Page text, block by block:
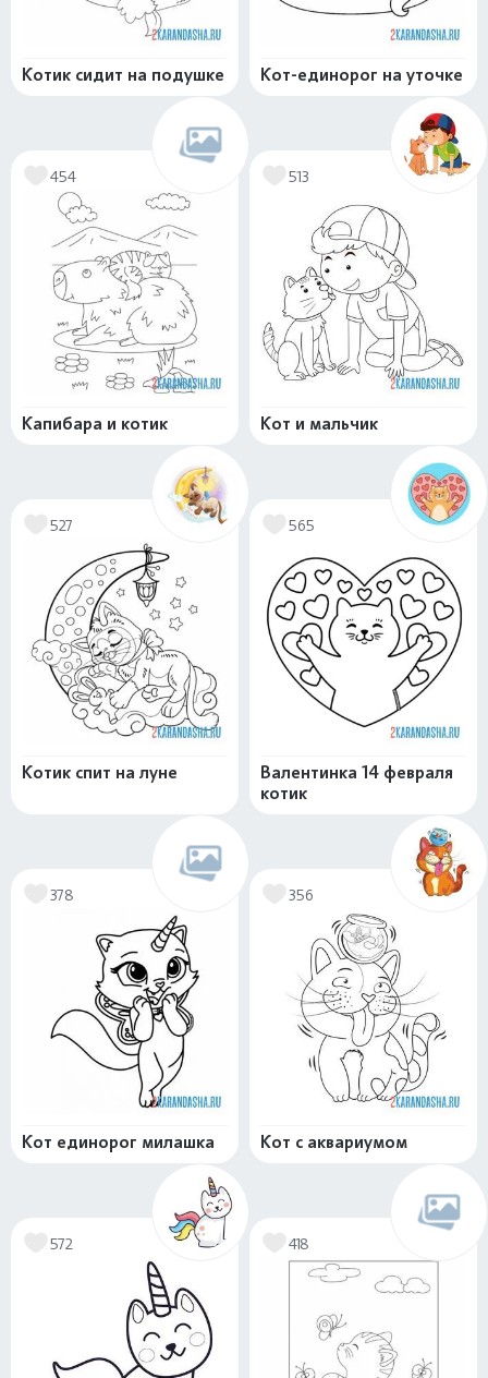
Котик сидит на подушке Кот-единорог на уточке
454
Капибара и котик
513
Кот и мальчик
527
Котик спит на луне
565
Валентинка 14 февраля
котик
378
Кот единорог милашка
356
Кот с аквариумом
572 418